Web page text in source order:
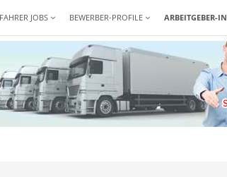
JOBS BEWERBER-PROFILE ARBEITGEBER-